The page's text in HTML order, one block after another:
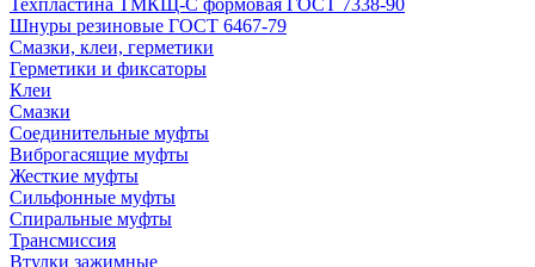
Техпластина ТМКЩ-С формовая ГОСТ 7338-90
Шнуры резиновые ГОСТ 6467-79
Смазки, клеи, герметики
Герметики и фиксаторы
Клеи
Смазки
Соединительные муфты
Виброгасящие муфты
Жесткие муфты
Сильфонные муфты
Спиральные муфты
Трансмиссия
Втулки зажимные